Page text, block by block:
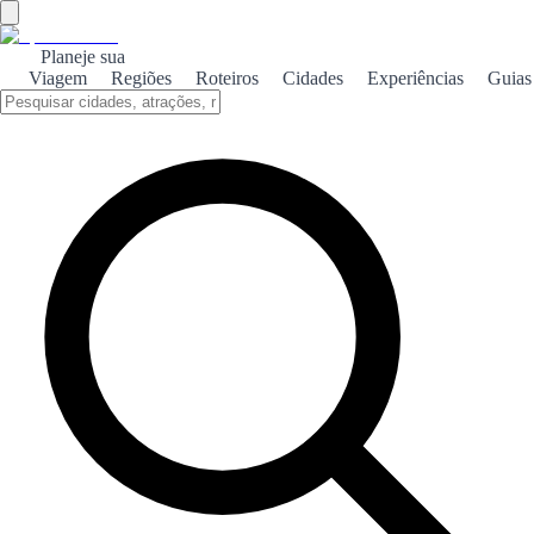
Planeje sua
Viagem
Regiões Roteiros Cidades Experiências Guias
Início/Guias de viagem por Espanha
DESTINO · GUIA PREMIUM
Tenerife — 7-day premium
travel guide
7 DIAS EM TENERIFE
This week treats Tenerife as two rhythms: a green north block with
altitude and forest on honest schedules, then a southern coast chapter
that earns its easy beach day.
The guide sequences hire-car days so Teide is a focused high park
outing—not a jet-lagged opener—and Anaga stays a hike with
intent, not a dashboard scavenger hunt.
Pair with the Mallorca 7-day guide if you are weighing Balearic